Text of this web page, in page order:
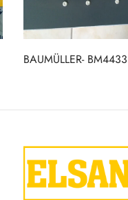
BAUMÜLLER- BM4433